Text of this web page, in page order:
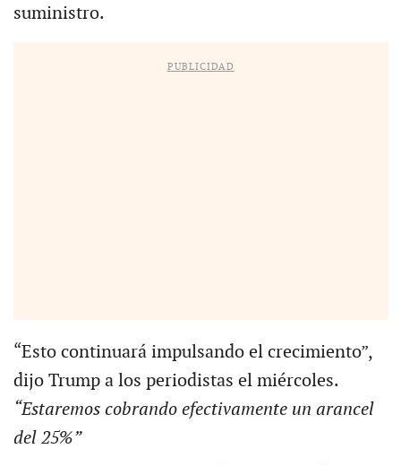
suministro.
PUBLICIDAD
“Esto continuará impulsando el crecimiento”,
dijo Trump a los periodistas el miércoles.
“Estaremos cobrando efectivamente un arancel
del 25%”